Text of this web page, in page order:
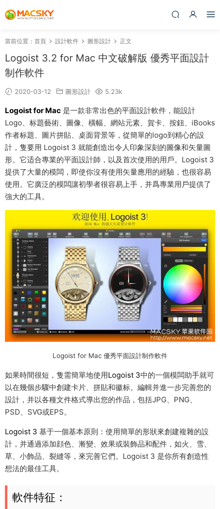
當前位置： 首頁 設計軟件 圖形設計 正文
Logoist 3.2 for Mac 中文破解版 優秀平面設計
制作軟件
2020-03-12 圖形設計 5.23k
Logoist for Mac 是一款非常出色的平面設計軟件，能設計
Logo、标題藝術、圖像、橫幅、網站元素、賀卡、按鈕、iBooks
作者标題、圖片拼貼、桌面背景等，從簡單的logo到精心的設
計，隻要用 Logoist 3 就能創造出令人印象深刻的圖像和矢量圖
形。它适合專業的平面設計師，以及首次使用的用戶。Logoist 3
提供了大量的模闆，即使你沒有使用矢量應用的經驗，也很容易
使用。它廣泛的模闆讓初學者很容易上手，并爲專業用戶提供了
強大的工具。
Logoist for Mac 優秀平面設計制作軟件
如果時間很短，隻需簡單地使用Logoist 3中的一個模闆助手就可
以在幾個步驟中創建卡片、拼貼和徽标。編輯并進一步完善您的
設計，并以各種文件格式導出您的作品，包括JPG、PNG、
PSD、SVG或EPS。
Logoist 3 基于一個基本原則：使用簡單的形狀來創建複雜的設
計，并通過添加顔色、漸變、效果或裝飾品和配件，如火、雪、
草、小飾品、裂縫等，來完善它們。Logoist 3 是你所有創造性
想法的最佳工具。
軟件特征：